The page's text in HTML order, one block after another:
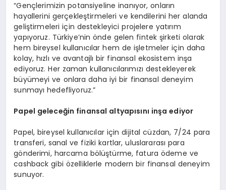
“Gençlerimizin potansiyeline inanıyor, onların
hayallerini gerçekleştirmeleri ve kendilerini her alanda
geliştirmeleri için destekleyici projelere yatırım
yapıyoruz. Türkiye’nin önde gelen fintek şirketi olarak
hem bireysel kullanıcılar hem de işletmeler için daha
kolay, hızlı ve avantajlı bir finansal ekosistem inşa
ediyoruz. Her zaman kullanıcılarımızı destekleyerek
büyümeyi ve onlara daha iyi bir finansal deneyim
sunmayı hedefliyoruz.”
Papel geleceğin finansal altyapısını inşa ediyor
Papel, bireysel kullanıcılar için dijital cüzdan, 7/24 para
transferi, sanal ve fiziki kartlar, uluslararası para
gönderimi, harcama bölüştürme, fatura ödeme ve
cashback gibi özelliklerle modern bir finansal deneyim
sunuyor.